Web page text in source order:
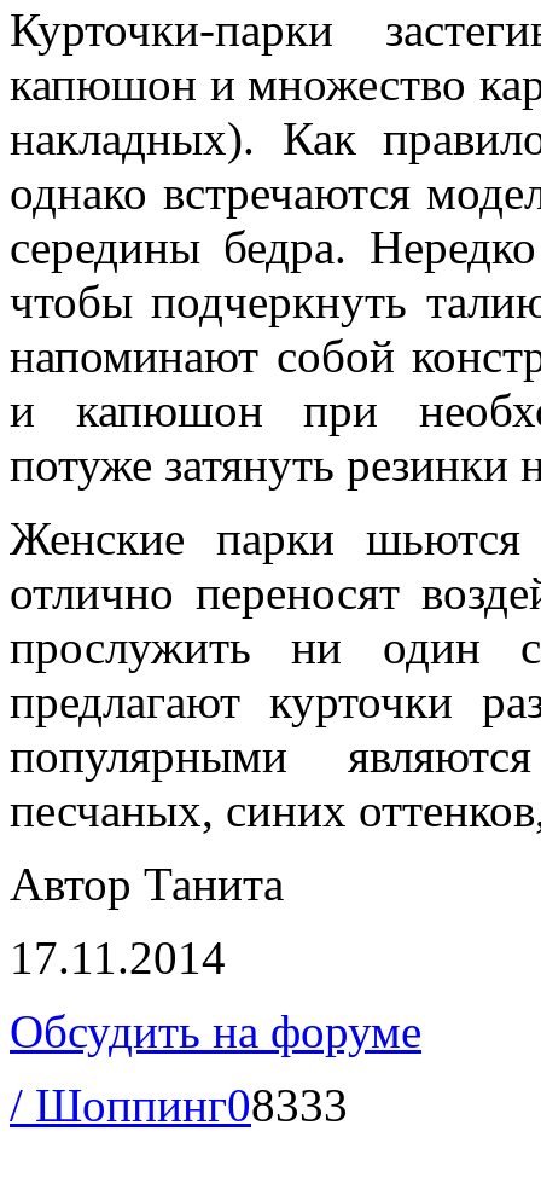
Курточки-парки
капюшон и множество
накладных). Как
однако встречаются
середины бедра.
чтобы подчеркнуть
напоминают собой
и капюшон при
потуже затянуть резинки
Женские парки шьются
отлично переносят
прослужить ни один
предлагают курточки
популярными
песчаных, синих
Автор Танита
17.11.2014
Обсудить на форуме
/ Шоппинг08333